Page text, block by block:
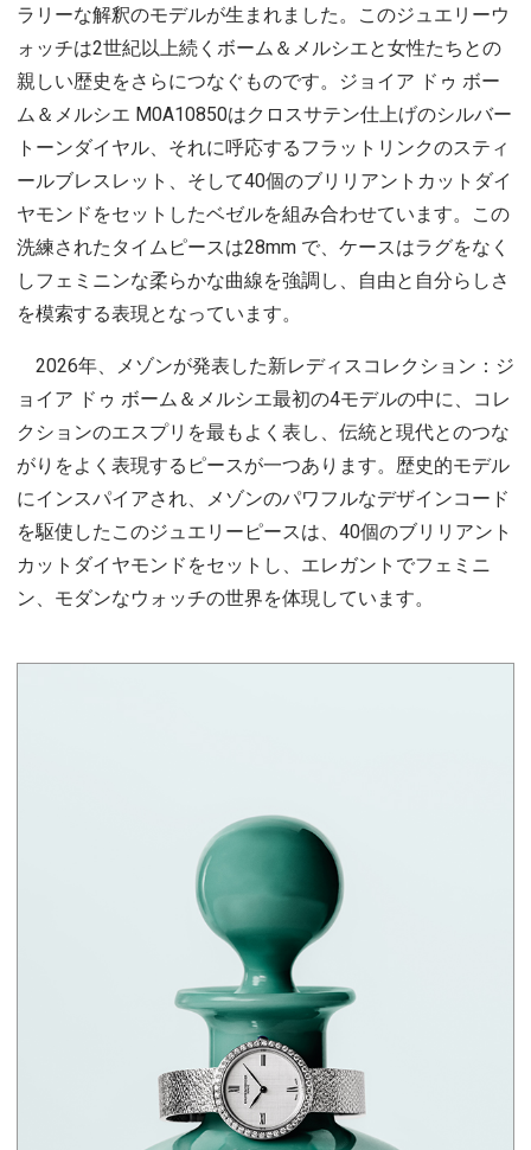
ラリーな解釈のモデルが生まれました。このジュエリーウ
ォッチは2世紀以上続くボーム＆メルシエと女性たちとの
親しい歴史をさらにつなぐものです。ジョイア ドゥ ボー
ム＆メルシエ M0A10850はクロスサテン仕上げのシルバー
トーンダイヤル、それに呼応するフラットリンクのスティ
ールブレスレット、そして40個のブリリアントカットダイ
ヤモンドをセットしたベゼルを組み合わせています。この
洗練されたタイムピースは28mm で、ケースはラグをなく
しフェミニンな柔らかな曲線を強調し、自由と自分らしさ
を模索する表現となっています。
2026年、メゾンが発表した新レディスコレクション：ジ
ョイア ドゥ ボーム＆メルシエ最初の4モデルの中に、コレ
クションのエスプリを最もよく表し、伝統と現代とのつな
がりをよく表現するピースが一つあります。歴史的モデル
にインスパイアされ、メゾンのパワフルなデザインコード
を駆使したこのジュエリーピースは、40個のブリリアント
カットダイヤモンドをセットし、エレガントでフェミニ
ン、モダンなウォッチの世界を体現しています。